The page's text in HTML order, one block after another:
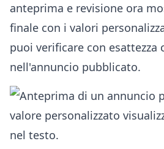
anteprima e revisione ora
finale con i valori
puoi verificare con esattezza
nell'annuncio pubblicato.